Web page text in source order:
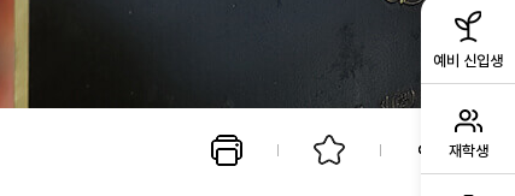
예비 신입생
재학생